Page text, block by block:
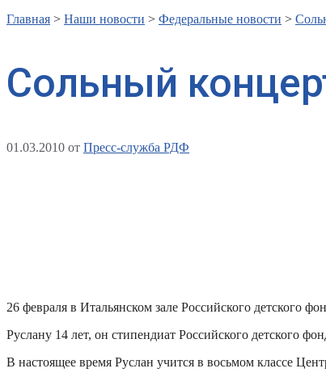
Главная > Наши новости > Федеральные новости >
Сольный
01.03.2010 от Пресс-служба РДФ
26 февраля в Итальянском зале Российского детского
Руслану 14 лет, он стипендиат Российского детского
В настоящее время Руслан учится в восьмом классе